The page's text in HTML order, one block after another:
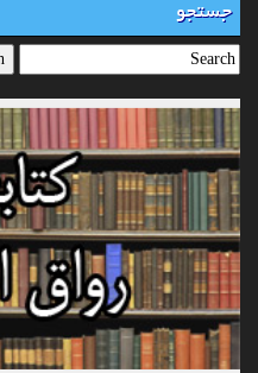
جستجو